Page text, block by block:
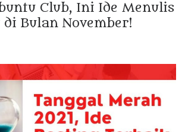
Club, Ini Ide Menulis
di Bulan November!